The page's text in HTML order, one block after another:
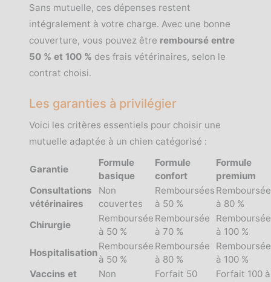
Sans mutuelle, ces dépenses restent
intégralement à votre charge. Avec une bonne
couverture, vous pouvez être remboursé entre
50 % et 100 % des frais vétérinaires, selon le
contrat choisi.
Les garanties à privilégier
Voici les critères essentiels pour choisir une
mutuelle adaptée à un chien catégorisé :
Garantie
Formule
basique
Formule
confort
Formule
premium
Consultations
vétérinaires
Non
couvertes
Remboursées
à 50 %
à 80 %
Chirurgie
Remboursée
à 50 %
Remboursée
à 70 %
Remboursée
à 100 %
Hospitalisation
Remboursée
à 50 %
Remboursée
à 80 %
Remboursée
à 100 %
Vaccins et
Non
Forfait 50
Forfait 100 à